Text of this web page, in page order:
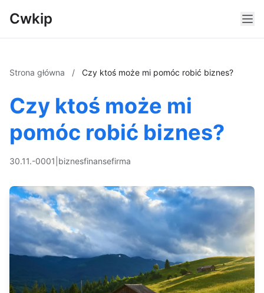
Cwkip
Strona główna / Czy ktoś może mi pomóc robić biznes?
Czy ktoś może mi
pomóc robić biznes?
30.11.-0001 biznesfinansefirma